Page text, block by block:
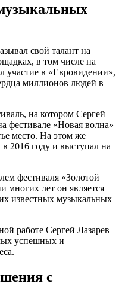
свой талант на
в том числе на
участие в «Евровидении»,
миллионов людей в
на котором Сергей
фестивале «Новая волна»
место. На этом же
2016 году и выступал на
фестиваля «Золотой
многих лет он является
известных музыкальных
работе Сергей Лазарев
успешных и
с